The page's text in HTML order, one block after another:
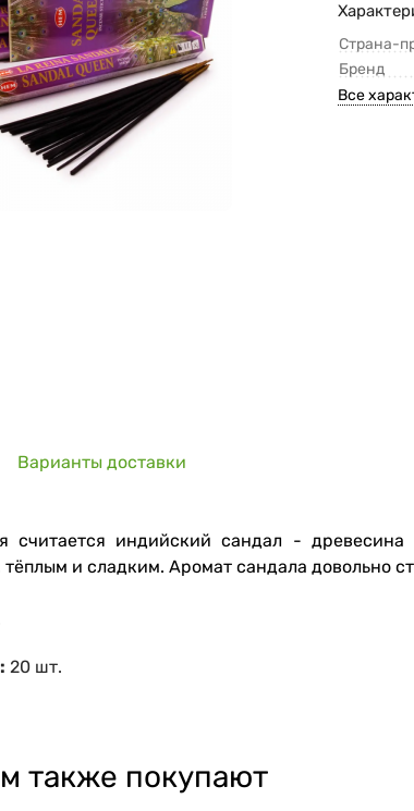
Страна-
Бренд
Все
Варианты доставки
считается индийский сандал -
и сладким. Аромат сандала довольно
20 шт.
также покупают